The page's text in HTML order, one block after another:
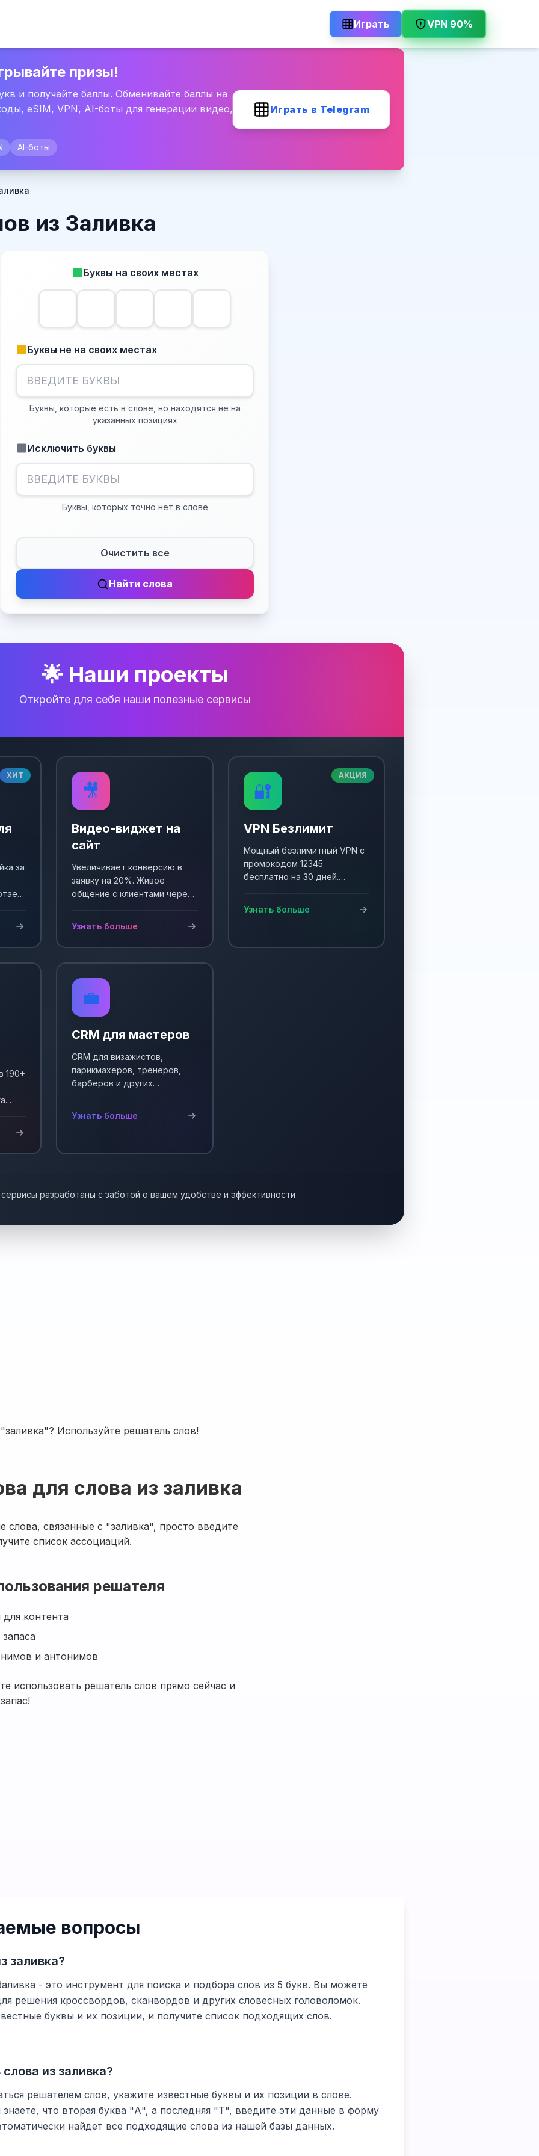
Играть VPN 90%
призы!
и получайте баллы. Обменивайте баллы на
eSIM, VPN, AI-боты для генерации видео,
AI-боты
Играть в Telegram
из Заливка
Буквы на своих местах
Буквы не на своих местах
Буквы, которые есть в слове, но находятся не на
указанных позициях
Исключить буквы
Буквы, которых точно нет в слове
Очистить все
Найти слова
🌟 Наши проекты
Откройте для себя наши полезные сервисы
ХИТ
за
🎥
Видео-виджет на
сайт
Увеличивает конверсию в
заявку на 20%. Живое
общение с клиентами через
Узнать больше
АКЦИЯ
🔐
VPN Безлимит
Мощный безлимитный VPN с
промокодом 12345
бесплатно на 30 дней.
Узнать больше
190+
💼
CRM для мастеров
CRM для визажистов,
парикмахеров, тренеров,
барберов и других
Узнать больше
сервисы разработаны с заботой о вашем удобстве и эффективности
Используйте решатель слов!
для слова из заливка
слова, связанные с "заливка", просто введите
список ассоциаций.
решателя
контента
и антонимов
использовать решатель слов прямо сейчас и
вопросы
заливка?
- это инструмент для поиска и подбора слов из 5 букв. Вы можете
решения кроссвордов, сканвордов и других словесных головоломок.
буквы и их позиции, и получите список подходящих слов.
из заливка?
решателем слов, укажите известные буквы и их позиции в слове.
что вторая буква "А", а последняя "Т", введите эти данные в форму
найдет все подходящие слова из нашей базы данных.